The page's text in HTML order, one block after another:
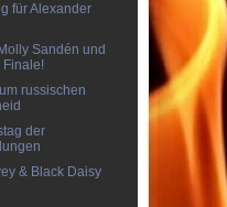
für Alexander
Sandén und
Finale!
russischen
der
& Black Daisy